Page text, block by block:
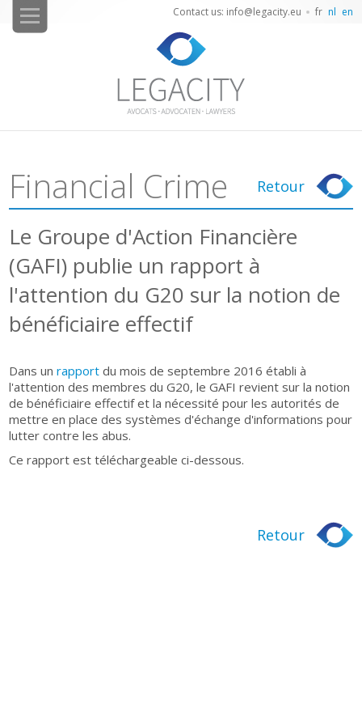
fr nl en
Contact us: info@legacity.eu
Retour
Financial Crime
Le Groupe d'Action Financière
(GAFI) publie un rapport à
l'attention du G20 sur la notion de
bénéficiaire effectif
Dans unrapport du mois de septembre 2016 établi à
l'attention des membres du G20, le GAFI revient sur la notion
de bénéficiaire effectif et la nécessité pour les autorités de
mettre en place des systèmes d'échange d'informations pour
lutter contre les abus.
Ce rapport est téléchargeable ci-dessous.
Retour